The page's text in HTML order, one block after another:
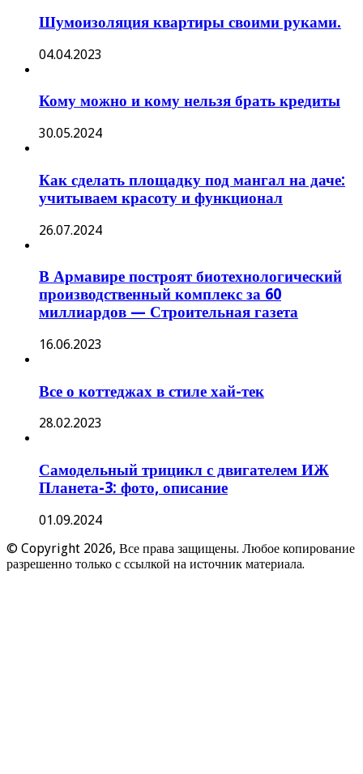
Шумоизоляция квартиры своими руками.
04.04.2023
Кому можно и кому нельзя брать кредиты
30.05.2024
Как сделать площадку под мангал на даче:
учитываем красоту и функционал
26.07.2024
В Армавире построят биотехнологический
производственный комплекс за 60
миллиардов — Строительная газета
16.06.2023
Все о коттеджах в стиле хай-тек
28.02.2023
Самодельный трицикл с двигателем ИЖ
Планета-3: фото, описание
01.09.2024
© Copyright 2026, Все права защищены. Любое копирование
разрешенно только с ссылкой на источник материала.